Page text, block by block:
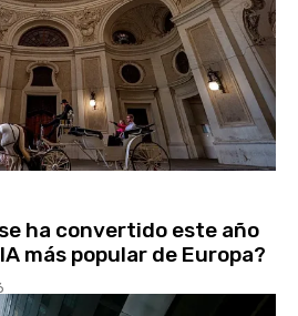
ha convertido este año
más popular de Europa?